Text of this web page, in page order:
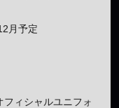
月予定
ィシャルユニフォ